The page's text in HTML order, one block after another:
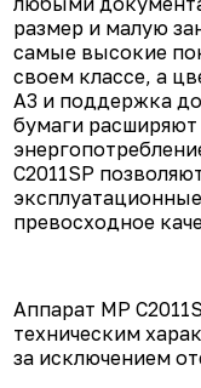
размер и малую
самые высокие
своем классе, а
A3 и поддержка
бумаги
C2011SP
превосходное
Аппарат MP
техническим
за исключением